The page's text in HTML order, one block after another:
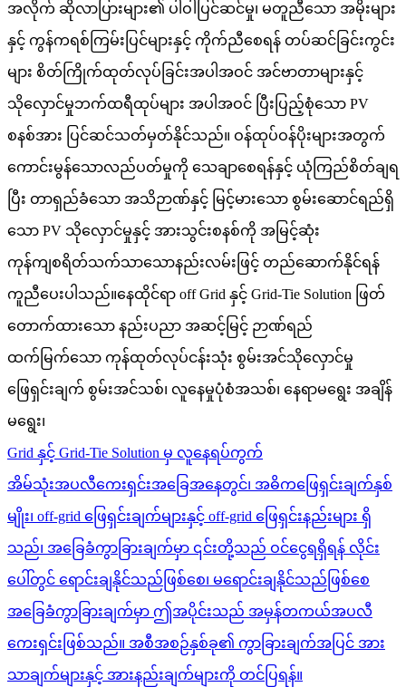
အလိုက် ဆိုလာပြားများ၏ ပါဝါပြင်ဆင်မှု၊ မတူညီသော အမိုးများ
နှင့် ကွန်ကရစ်ကြမ်းပြင်များနှင့် ကိုက်ညီစေရန် တပ်ဆင်ခြင်းကွင်း
များ စိတ်ကြိုက်ထုတ်လုပ်ခြင်းအပါအဝင် အင်ဗာတာများနှင့်
သိုလှောင်မှုဘက်ထရီထုပ်များ အပါအဝင် ပြီးပြည့်စုံသော PV
စနစ်အား ပြင်ဆင်သတ်မှတ်နိုင်သည်။ ဝန်ထုပ်ဝန်ပိုးများအတွက်
ကောင်းမွန်သောလည်ပတ်မှုကို သေချာစေရန်နှင့် ယုံကြည်စိတ်ချရ
ပြီး တာရှည်ခံသော အသိဉာဏ်နှင့် မြင့်မားသော စွမ်းဆောင်ရည်ရှိ
သော PV သိုလှောင်မှုနှင့် အားသွင်းစနစ်ကို အမြင့်ဆုံး
ကုန်ကျစရိတ်သက်သာသောနည်းလမ်းဖြင့် တည်ဆောက်နိုင်ရန်
ကူညီပေးပါသည်။နေထိုင်ရာ off Grid နှင့် Grid-Tie Solution ဖြတ်
တောက်ထားသော နည်းပညာ အဆင့်မြင့် ဉာဏ်ရည်
ထက်မြက်သော ကုန်ထုတ်လုပ်ငန်းသုံး စွမ်းအင်သိုလှောင်မှု
ဖြေရှင်းချက် စွမ်းအင်သစ်၊ လူနေမှုပုံစံအသစ်၊ နေရာမရွေး အချိန်
မရွေး၊
Grid နှင့် Grid-Tie Solution မှ လူနေရပ်ကွက်
အိမ်သုံးအပလီကေးရှင်းအခြေအနေတွင်၊ အဓိကဖြေရှင်းချက်နှစ်
မျိုး၊ off-grid ဖြေရှင်းချက်များနှင့် off-grid ဖြေရှင်းနည်းများ ရှိ
သည်၊ အခြေခံကွာခြားချက်မှာ ၎င်းတို့သည် ဝင်ငွေရရှိရန် လိုင်း
ပေါ်တွင် ရောင်းချနိုင်သည်ဖြစ်စေ၊ မရောင်းချနိုင်သည်ဖြစ်စေ
အခြေခံကွာခြားချက်မှာ ဤအပိုင်းသည် အမှန်တကယ်အပလီ
ကေးရှင်းဖြစ်သည်။ အစီအစဉ်နှစ်ခု၏ ကွာခြားချက်အပြင် အား
သာချက်များနှင့် အားနည်းချက်များကို တင်ပြရန်။